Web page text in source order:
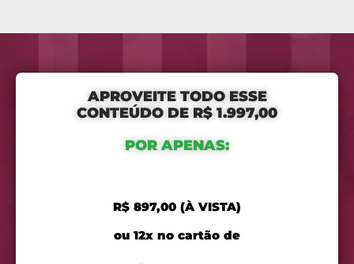
APROVEITE TODO ESSE
CONTEÚDO DE R$ 1.997,00
POR APENAS:
R$ 897,00 (À VISTA)
ou 12x no cartão de